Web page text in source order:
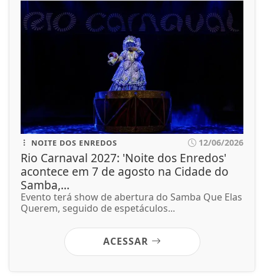
NOITE DOS ENREDOS 12/06/2026
Rio Carnaval 2027: 'Noite dos Enredos'
acontece em 7 de agosto na Cidade do
Samba,...
Evento terá show de abertura do Samba Que Elas
Querem, seguido de espetáculos...
ACESSAR